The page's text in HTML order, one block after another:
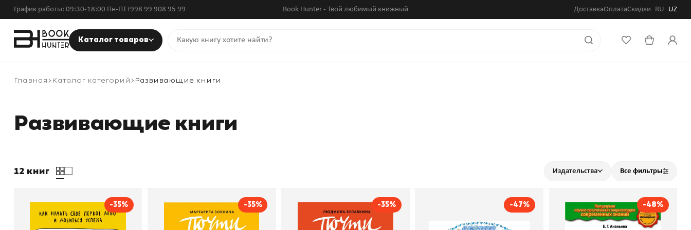
График работы: 09:30-18:00 Пн-ПТ+998 99 908 95 99 Book Hunter - Твой любимый книжный ДоставкаОплатаСкидки RU UZ
Каталог товаров
Главная Каталог категорий Развивающие книги
Развивающие книги
12 книг Издательства Все фильтры
-35%
Бизнес Teens. Как начать
-35%
Почти взрослые деньги.
-35%
Почти взрослый бизнес.
-47%
Подарок
-48%
Жизнь Земли.